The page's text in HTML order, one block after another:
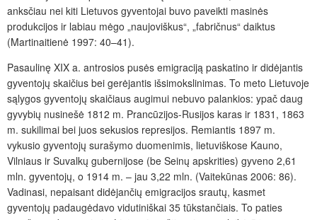
anksčiau nei kiti Lietuvos gyventojai buvo paveikti masinės
produkcijos ir labiau mėgo „naujoviškus“, „fabričnus“ daiktus
(Martinaitienė 1997: 40–41).
Pasaulinę XIX a. antrosios pusės emigraciją paskatino ir didėjantis
gyventojų skaičius bei gerėjantis išsimokslinimas. To meto Lietuvoje
sąlygos gyventojų skaičiaus augimui nebuvo palankios: ypač daug
gyvybių nusinešė 1812 m. Prancūzijos-Rusijos karas ir 1831, 1863
m. sukilimai bei juos sekusios represijos. Remiantis 1897 m.
vykusio gyventojų surašymo duomenimis, lietuviškose Kauno,
Vilniaus ir Suvalkų gubernijose (be Seinų apskrities) gyveno 2,61
mln. gyventojų, o 1914 m. – jau 3,22 mln. (Vaitekūnas 2006: 86).
Vadinasi, nepaisant didėjančių emigracijos srautų, kasmet
gyventojų padaugėdavo vidutiniškai 35 tūkstančiais. To paties